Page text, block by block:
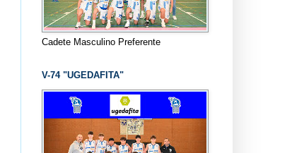
Cadete Masculino Preferente
V-74 "UGEDAFITA"